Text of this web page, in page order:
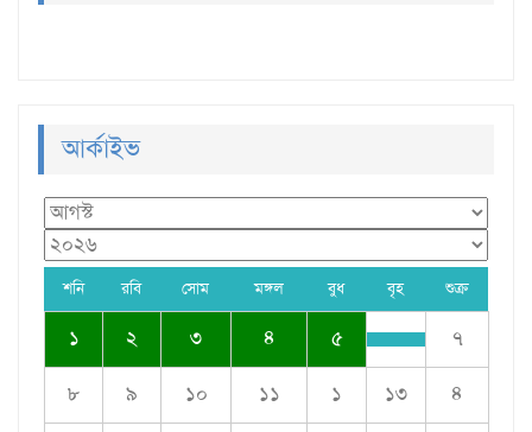
আর্কাইভ
শনি রবি সোম মঙ্গল বুধ বৃহ শুক্র
১ ২ ৩ ৪ ৫ ৭
৮ ৯ ১০ ১১ ১ ১৩ ৪